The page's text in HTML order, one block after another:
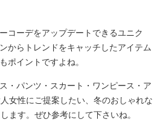
コーデをアップデートできるユニク
からトレンドをキャッチしたアイテム
ポイントですよね。
・パンツ・スカート・ワンピース・ア
女性にご提案したい、冬のおしゃれな
ます。ぜひ参考にして下さいね。